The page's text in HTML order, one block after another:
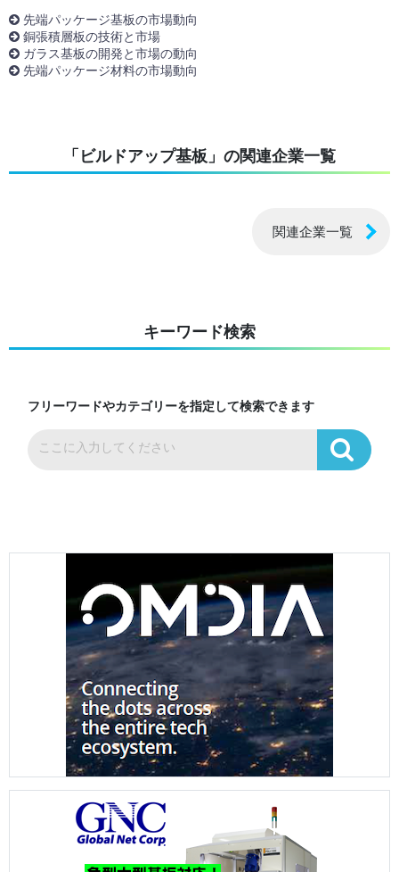
先端パッケージ基板の市場動向
銅張積層板の技術と市場
ガラス基板の開発と市場の動向
先端パッケージ材料の市場動向
「ビルドアップ基板」の関連企業一覧
関連企業一覧
キーワード検索
フリーワードやカテゴリーを指定して検索できます